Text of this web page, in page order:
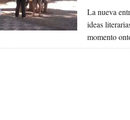
La nueva
ideas
momento